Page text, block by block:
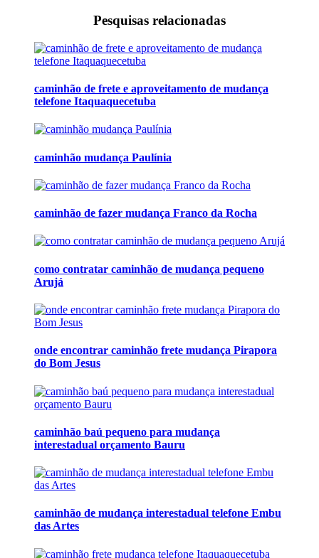
Pesquisas relacionadas
caminhão de frete e aproveitamento de mudança
telefone Itaquaquecetuba
caminhão mudança Paulínia
caminhão de fazer mudança Franco da Rocha
como contratar caminhão de mudança pequeno
Arujá
onde encontrar caminhão frete mudança Pirapora
do Bom Jesus
caminhão baú pequeno para mudança
interestadual orçamento Bauru
caminhão de mudança interestadual telefone Embu
das Artes